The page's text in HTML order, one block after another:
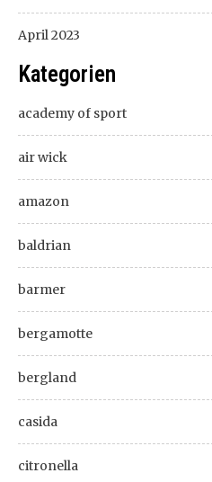
April 2023
Kategorien
academy of sport
air wick
amazon
baldrian
barmer
bergamotte
bergland
casida
citronella